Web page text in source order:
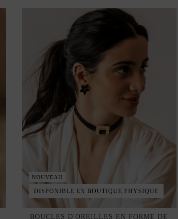
NOUVEAU
DISPONIBLE EN BOUTIQUE PHYSIQUE
BOUCLES D'OREILLES EN FORME DE